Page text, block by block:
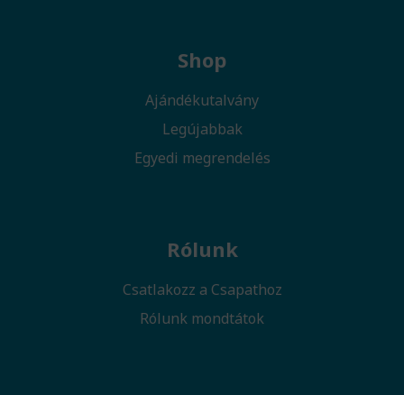
Shop
Ajándékutalvány
Legújabbak
Egyedi megrendelés
Rólunk
Csatlakozz a Csapathoz
Rólunk mondtátok